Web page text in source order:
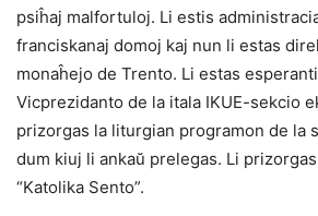
psiĥaj malfortuloj. Li estis
franciskanaj domoj kaj nun li estas
monaĥejo de Trento. Li estas
Vicprezidanto de la itala IKUE-sekcio
prizorgas la liturgian programon de la
dum kiuj li ankaŭ prelegas. Li
“Katolika Sento”.